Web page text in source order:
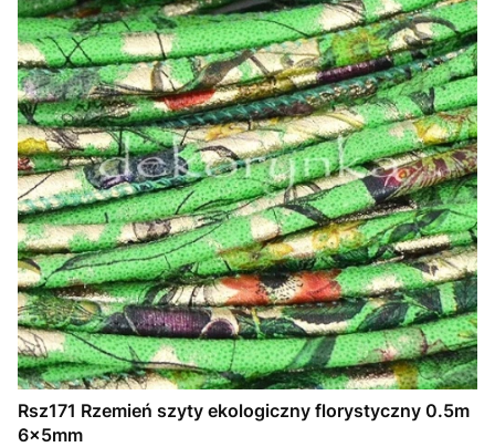
Rsz171 Rzemień szyty ekologiczny florystyczny 0.5m
6x5mm